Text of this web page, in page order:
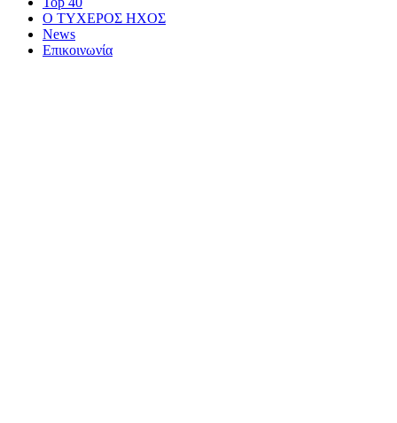
Ο ΤΥΧΕΡΟΣ ΗΧΟΣ
News
Επικοινωνία